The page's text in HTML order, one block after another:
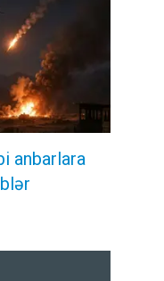
anbarlara